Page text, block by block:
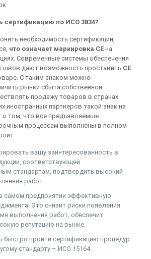
сертификацию по ИСО 3834?
необходимость сертификации,
что означает маркировка СЕна
Современные системы обеспечения
швов дают возможность проставить СЕ
С таким знаком можно
рынки сбыта собственной
продажу товаров в странах
иностранных партнеров такой знак на
о том, что все предъявляемые
процессам выполнены в полном
вашу заинтересованность в
соответствующей
стандартам, подтвердить высокий
работ.
самом предприятии эффективную
Это снизит риски появления
выполнения работ, обеспечит
репутацию на рынке.
быстро пройти сертификацию процедур
стандарту – ИСО 15164.